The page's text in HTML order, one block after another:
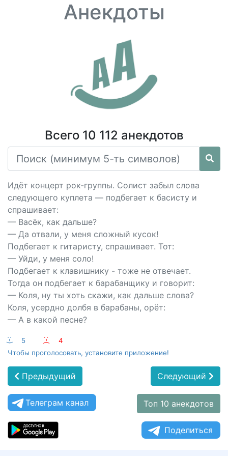
Анекдоты
Всего 10 112 анекдотов
Идёт концерт рок-группы. Солист забыл слова
следующего куплета — подбегает к басисту и
спрашивает:
— Васёк, как дальше?
— Да отвали, у меня сложный кусок!
Подбегает к гитаристу, спрашивает. Тот:
— Уйди, у меня соло!
Подбегает к клавишнику - тоже не отвечает.
Тогда он подбегает к барабанщику и говорит:
— Коля, ну ты хоть скажи, как дальше слова?
Коля, усердно долбя в барабаны, орёт:
— А в какой песне?
:-) 5 :-(
4
Чтобы проголосовать, установите приложение!
Предыдущий Следующий
Телеграм канал Топ 10 анекдотов
Поделиться